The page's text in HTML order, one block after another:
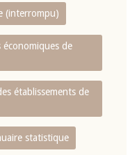
(interrompu)
de
établissements de
statistique